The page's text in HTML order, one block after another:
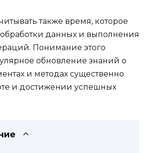
также время, которое
обработки данных и выполнения
Понимание этого
обновление знаний о
и методах существенно
и достижении успешных